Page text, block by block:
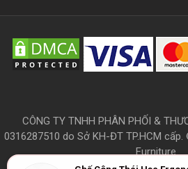
CÔNG TY TNHH PHÂN PHỐI &
0316287510 do Sở KH-ĐT TP.HCM
Furniture